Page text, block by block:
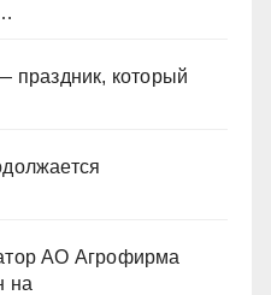
праздник, который
АО Агрофирма
на